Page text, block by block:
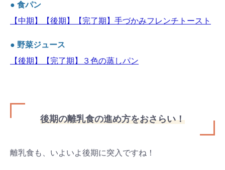
● 食パン
【中期】【後期】【完了期】手づかみフレンチトースト
● 野菜ジュース
【後期】【完了期】３色の蒸しパン
後期の離乳食の進め方をおさらい！
離乳食も、いよいよ後期に突入ですね！